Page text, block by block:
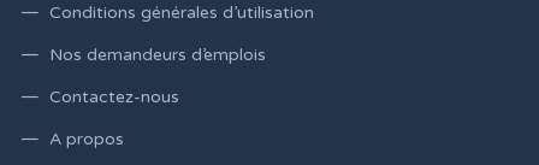
Conditions générales d’utilisation
Nos demandeurs d’emplois
Contactez-nous
A propos